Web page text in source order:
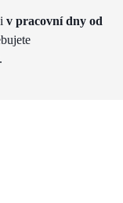
v pracovní dny od